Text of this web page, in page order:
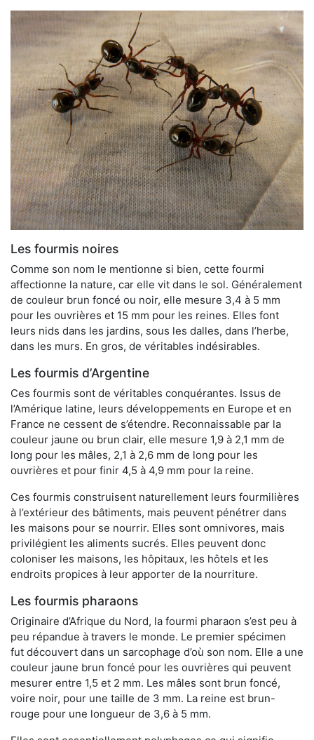
Les fourmis noires
Comme son nom le mentionne si bien, cette fourmi
affectionne la nature, car elle vit dans le sol. Généralement
de couleur brun foncé ou noir, elle mesure 3,4 à 5 mm
pour les ouvrières et 15 mm pour les reines. Elles font
leurs nids dans les jardins, sous les dalles, dans l’herbe,
dans les murs. En gros, de véritables indésirables.
Les fourmis d’Argentine
Ces fourmis sont de véritables conquérantes. Issus de
l’Amérique latine, leurs développements en Europe et en
France ne cessent de s’étendre. Reconnaissable par la
couleur jaune ou brun clair, elle mesure 1,9 à 2,1 mm de
long pour les mâles, 2,1 à 2,6 mm de long pour les
ouvrières et pour finir 4,5 à 4,9 mm pour la reine.
Ces fourmis construisent naturellement leurs fourmilières
à l’extérieur des bâtiments, mais peuvent pénétrer dans
les maisons pour se nourrir. Elles sont omnivores, mais
privilégient les aliments sucrés. Elles peuvent donc
coloniser les maisons, les hôpitaux, les hôtels et les
endroits propices à leur apporter de la nourriture.
Les fourmis pharaons
Originaire d’Afrique du Nord, la fourmi pharaon s’est peu à
peu répandue à travers le monde. Le premier spécimen
fut découvert dans un sarcophage d’où son nom. Elle a une
couleur jaune brun foncé pour les ouvrières qui peuvent
mesurer entre 1,5 et 2 mm. Les mâles sont brun foncé,
voire noir, pour une taille de 3 mm. La reine est brun-
rouge pour une longueur de 3,6 à 5 mm.